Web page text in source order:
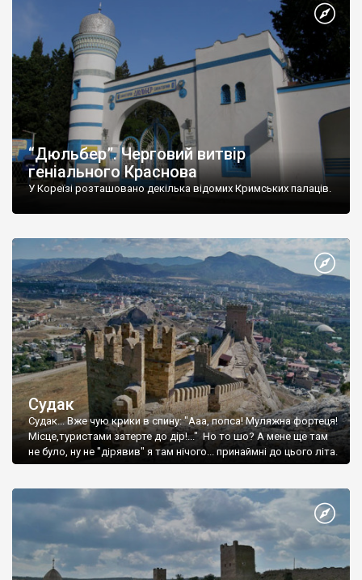
“Дюльбер”. Черговий витвір
геніального Краснова
У Кореїзі розташовано декілька відомих Кримських палаців.
Судак
Судак... Вже чую крики в спину: "Ааа, попса! Муляжна фортеця!
Місце,туристами затерте до дір!..." Но то шо? А мене ще там
не було, ну не "дірявив" я там нічого... принаймні до цього літа.